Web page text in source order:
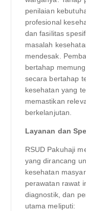
penilaian
profesional
dan fasilitas
masalah
mendesak.
bertahap
secara bertahap
kesehatan yang
memastikan
berkelanjutan.
Layanan dan
RSUD Pakuhaji
yang dirancang
kesehatan
perawatan rawat
diagnostik, dan
utama meliputi: